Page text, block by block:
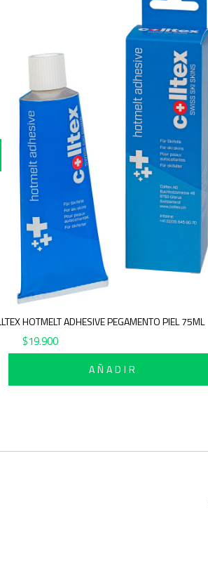
HOTMELT ADHESIVE PEGAMENTO PIEL 75ML
$19.900
AÑADIR